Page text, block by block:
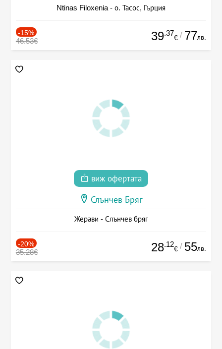
Ntinas Filoxenia - о. Тасос, Гърция
-15%
46.53€ 39.37
€ / 77лв.
виж офертата
Слънчев Бряг
Жерави - Слънчев бряг
-20%
35.28€ 28.12
€ / 55лв.